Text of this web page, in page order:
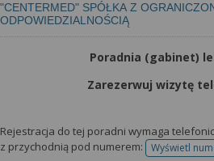
"CENTERMED" SPÓŁKA Z
ODPOWIEDZIALNOŚCIĄ
Poradnia (gabinet)
Zarezerwuj wizytę
Rejestracja do tej poradni wymaga
z przychodnią pod numerem:
Wyświetl